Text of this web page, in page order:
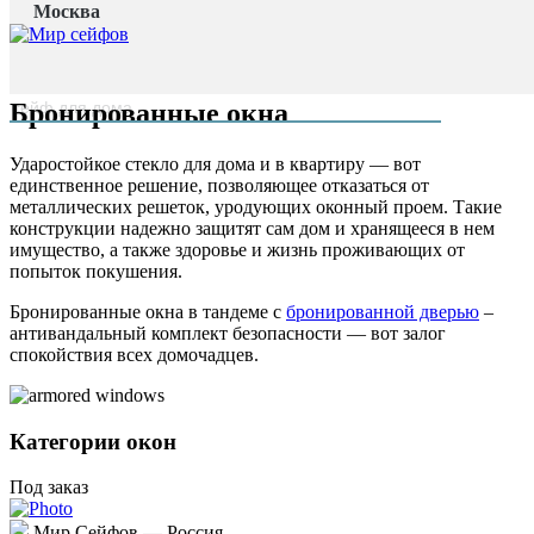
Москва
Главная страница
Бронированные окна
Бронированные окна
Ударостойкое стекло для дома и в квартиру — вот
единственное решение, позволяющее отказаться от
металлических решеток, уродующих оконный проем. Такие
конструкции надежно защитят сам дом и хранящееся в нем
имущество, а также здоровье и жизнь проживающих от
попыток покушения.
Бронированные окна в тандеме с бронированной дверью –
антивандальный комплект безопасности — вот залог
спокойствия всех домочадцев.
Категории окон
Под заказ